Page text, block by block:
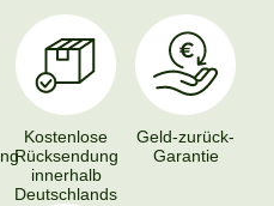
Kostenlose
Rücksendung
innerhalb
Deutschlands
Geld-zurück-
Garantie